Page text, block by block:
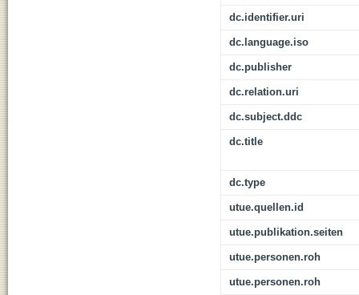
dc.identifier.uri
dc.language.iso
dc.publisher
dc.relation.uri
dc.subject.ddc
dc.title
dc.type
utue.quellen.id
utue.publikation.seiten
utue.personen.roh
utue.personen.roh